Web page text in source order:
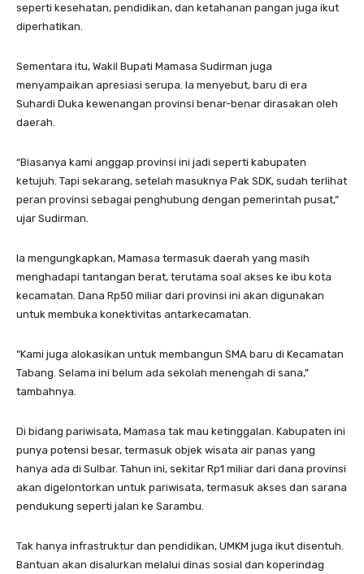
seperti kesehatan, pendidikan, dan ketahanan pangan juga ikut
diperhatikan.
Sementara itu, Wakil Bupati Mamasa Sudirman juga
menyampaikan apresiasi serupa. Ia menyebut, baru di era
Suhardi Duka kewenangan provinsi benar-benar dirasakan oleh
daerah.
“Biasanya kami anggap provinsi ini jadi seperti kabupaten
ketujuh. Tapi sekarang, setelah masuknya Pak SDK, sudah terlihat
peran provinsi sebagai penghubung dengan pemerintah pusat,”
ujar Sudirman.
Ia mengungkapkan, Mamasa termasuk daerah yang masih
menghadapi tantangan berat, terutama soal akses ke ibu kota
kecamatan. Dana Rp50 miliar dari provinsi ini akan digunakan
untuk membuka konektivitas antarkecamatan.
“Kami juga alokasikan untuk membangun SMA baru di Kecamatan
Tabang. Selama ini belum ada sekolah menengah di sana,”
tambahnya.
Di bidang pariwisata, Mamasa tak mau ketinggalan. Kabupaten ini
punya potensi besar, termasuk objek wisata air panas yang
hanya ada di Sulbar. Tahun ini, sekitar Rp1 miliar dari dana provinsi
akan digelontorkan untuk pariwisata, termasuk akses dan sarana
pendukung seperti jalan ke Sarambu.
Tak hanya infrastruktur dan pendidikan, UMKM juga ikut disentuh.
Bantuan akan disalurkan melalui dinas sosial dan koperindag